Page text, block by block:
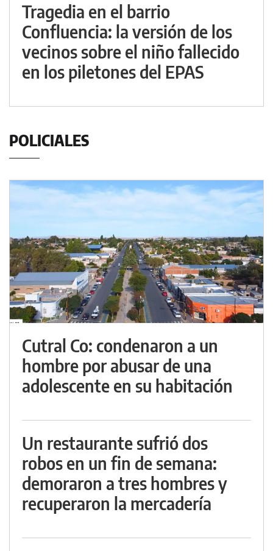
Tragedia en el barrio
Confluencia: la versión de los
vecinos sobre el niño fallecido
en los piletones del EPAS
POLICIALES
Cutral Co: condenaron a un
hombre por abusar de una
adolescente en su habitación
Un restaurante sufrió dos
robos en un fin de semana:
demoraron a tres hombres y
recuperaron la mercadería